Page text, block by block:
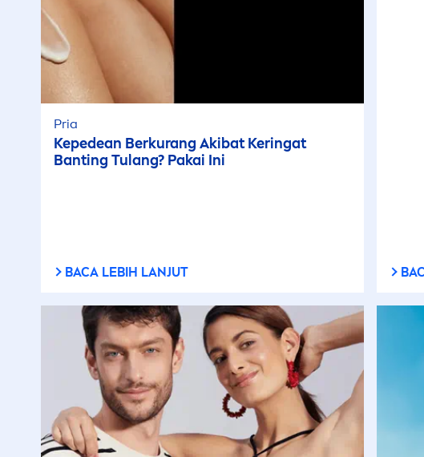
Pria
Kepedean Berkurang Akibat Keringat
Banting Tulang? Pakai Ini
BACA LEBIH LANJUT